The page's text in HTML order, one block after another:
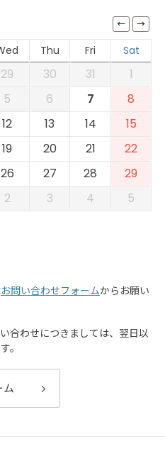
Thu Fri Sat
29 30 31
1
5 6 7
8
12 13 14
15
19 20 21
22
26 27 28
29
2 3 4 5
お問い合わせフォームからお願い
合わせにつきましては、翌日以
。
ム